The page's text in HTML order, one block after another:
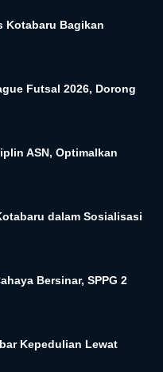
Kotabaru Bagikan
Futsal 2026, Dorong
ASN, Optimalkan
dalam Sosialisasi
Bersinar, SPPG 2
Kepedulian Lewat